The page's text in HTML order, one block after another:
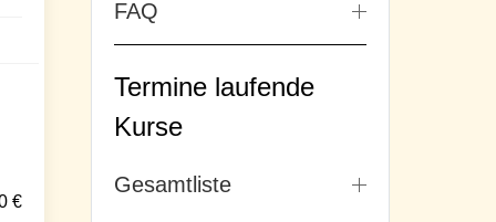
€
FAQ
Termine laufende
Kurse
Gesamtliste